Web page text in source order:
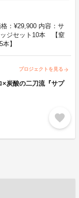
：¥29,900 内容：サ
ッジセット10本 【窒
】
プロジェクトを見る arrow_forward
×炭酸の二刀流『サプ
favorite